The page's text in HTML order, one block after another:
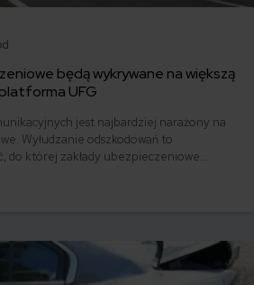
będą wykrywane na większą
UFG
jest najbardziej narażony na
Wyłudzanie odszkodowań to
do której zakłady ubezpieczeniowe
wszystkim w lukach w systemach, które